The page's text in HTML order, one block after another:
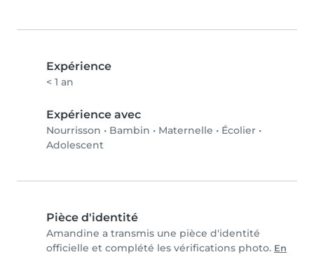
Expérience
< 1 an
Expérience avec
Nourrisson • Bambin • Maternelle • Écolier •
Adolescent
Pièce d'identité
Amandine a transmis une pièce d'identité
officielle et complété les vérifications photo. En